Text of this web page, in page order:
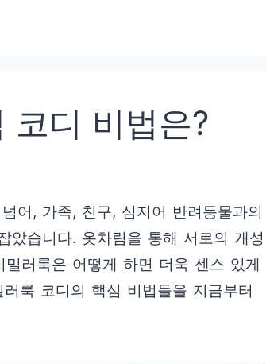
코디 비법은?
어, 가족, 친구, 심지어 반려동물과의
았습니다. 옷차림을 통해 서로의 개성
러룩은 어떻게 하면 더욱 센스 있게
룩 코디의 핵심 비법들을 지금부터